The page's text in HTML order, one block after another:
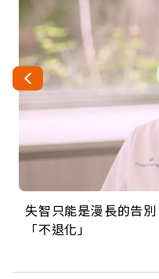
失智只能是漫長的告
「不退化」
來自剛果的巧克力神
的家，我連作夢都講台
63歲卸矽谷副總、搬
丑」走進安養院，逗
104歲打破金氏世界紀
手，分享長壽的秘密原
事業巔峰他選擇追夢
巨蛋！連CNN都大讚！